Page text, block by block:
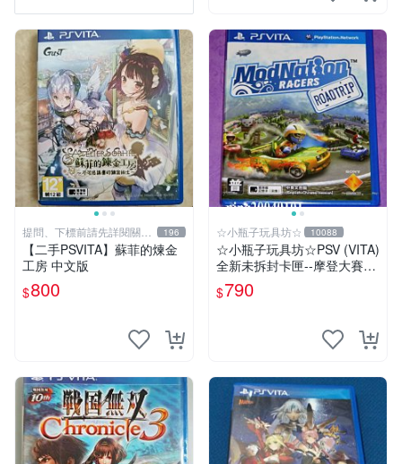
提問、下標前請先詳閱關於
我
196
【二手PSVITA】蘇菲的煉金
工房 中文版
$800
☆小瓶子玩具坊☆ 10088
☆小瓶子玩具坊☆PSV (VITA)
全新未拆封卡匣--摩登大賽車
公路之旅 中英文合版
$790